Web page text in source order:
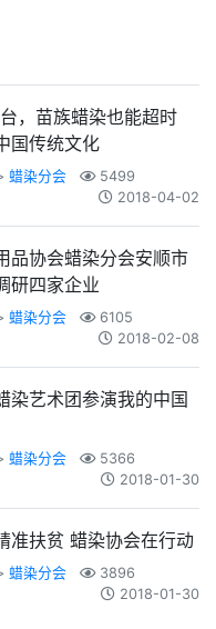
，苗族蜡染也能超时
国传统文化
蜡染分会
5499
2018-04-02
品协会蜡染分会安顺市
研四家企业
蜡染分会
6105
2018-02-08
染艺术团参演我的中国
蜡染分会
5366
2018-01-30
准扶贫 蜡染协会在行动
蜡染分会
3896
2018-01-30